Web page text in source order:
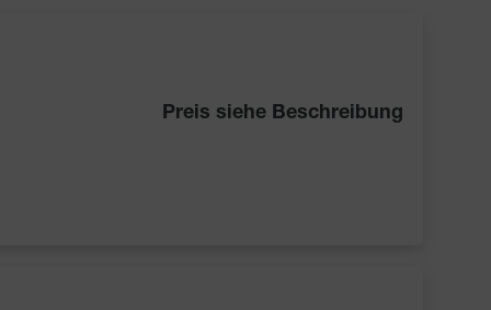
Preis siehe Beschreibung